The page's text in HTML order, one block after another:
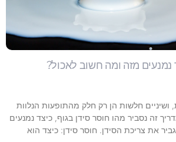
נמנעים מזה ומה חשוב לאכול?
ושיניים חלשות הן רק חלק מהתופעות הנלוות
זה נסביר מהו חוסר סידן בגוף, כיצד נמנעים
את צריכת הסידן. חוסר סידן: כיצד הוא